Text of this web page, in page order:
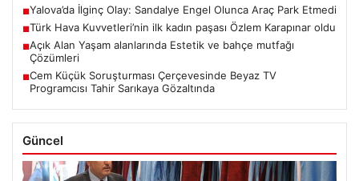
■Yalova’da İlginç Olay: Sandalye Engel Olunca Araç Park Etmedi
■Türk Hava Kuvvetleri’nin ilk kadın paşası Özlem Karapınar oldu
■Açık Alan Yaşam alanlarında Estetik ve bahçe mutfağı
Çözümleri
■Cem Küçük Soruşturması Çerçevesinde Beyaz TV
Programcısı Tahir Sarıkaya Gözaltında
Güncel